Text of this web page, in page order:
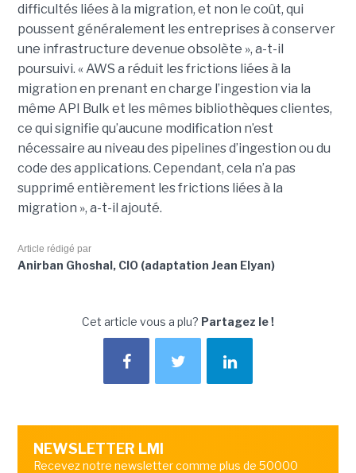
difficultés liées à la migration, et non le coût, qui
poussent généralement les entreprises à conserver
une infrastructure devenue obsolète », a-t-il
poursuivi. « AWS a réduit les frictions liées à la
migration en prenant en charge l’ingestion via la
même API Bulk et les mêmes bibliothèques clientes,
ce qui signifie qu’aucune modification n’est
nécessaire au niveau des pipelines d’ingestion ou du
code des applications. Cependant, cela n’a pas
supprimé entièrement les frictions liées à la
migration », a-t-il ajouté.
Article rédigé par
Anirban Ghoshal, CIO (adaptation Jean Elyan)
Cet article vous a plu? Partagez le !
NEWSLETTER LMI
Recevez notre newsletter comme plus de 50000